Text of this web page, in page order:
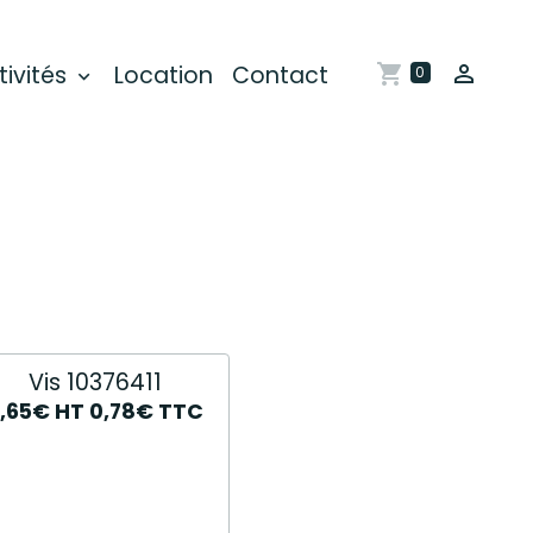
Location Contact 0
Vis 10376411
HT 0,78€ TTC